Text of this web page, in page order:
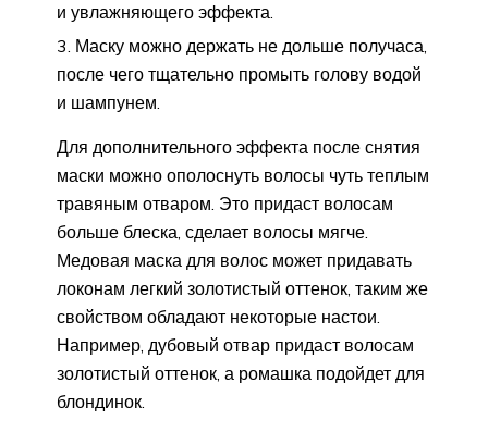
и увлажняющего эффекта.
Маску можно держать не дольше получаса,
после чего тщательно промыть голову водой
и шампунем.
Для дополнительного эффекта после снятия
маски можно ополоснуть волосы чуть теплым
травяным отваром. Это придаст волосам
больше блеска, сделает волосы мягче.
Медовая маска для волос может придавать
локонам легкий золотистый оттенок, таким же
свойством обладают некоторые настои.
Например, дубовый отвар придаст волосам
золотистый оттенок, а ромашка подойдет для
блондинок.